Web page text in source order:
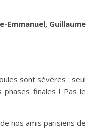
Emmanuel, Guillaume
sont sévères : seul
finales ! Pas le
nos amis parisiens de